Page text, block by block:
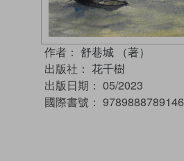
作者： 舒巷城 （著）
出版社： 花千樹
出版日期： 05/2023
國際書號： 9789888789146